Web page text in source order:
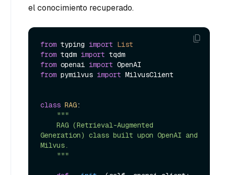
el conocimiento recuperado.
from typing import List
from tqdm import
from openai import
from pymilvus import MilvusClient
class RAG:
"""
Generation) class built upon OpenAI and
Milvus.
    """